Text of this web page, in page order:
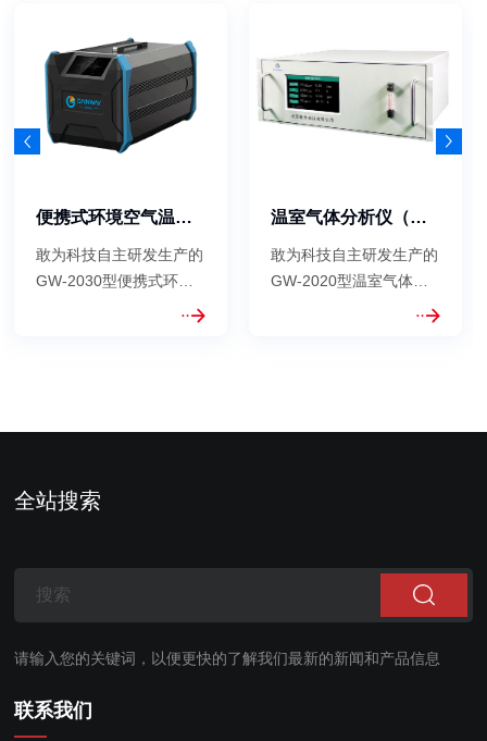
温室气体分析仪（污染源）
敢为科技自主研发生产的
GW-2020型温室气体分
析仪，主要基于非分散红
Cell）技术而实现的气体
便携式环境空气温室气体分析仪
敢为科技自主研发生产的
GW-2030型便携式环境
空气温室气体分析仪，主
在红外波段的定量分析；
CH4等气体浓度，具有
精...
全站搜索
请输入您的关键词，以便更快的了解我们最新的新闻和产品信息
联系我们